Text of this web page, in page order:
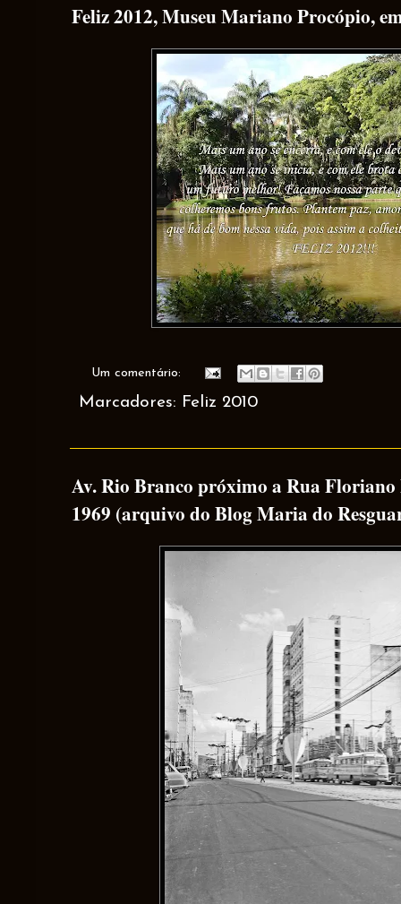
Feliz 2012, Museu Mariano Procópio,
Um comentário:
Marcadores: Feliz 2010
Av. Rio Branco próximo a Rua Floriano
1969 (arquivo do Blog Maria do